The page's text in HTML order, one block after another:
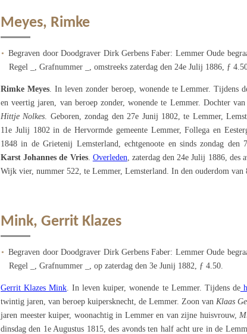
Meyes, Rimke
Begraven door Doodgraver Dirk Gerbens Faber: Lemmer Oude
Regel _, Grafnummer _, omstreeks zaterdag den 24e Julij 1886, ƒ
Rimke Meyes. In leven zonder beroep, wonende te Lemmer. Tijdens
en veertig jaren, van beroep zonder, wonende te Lemmer. Dochter
Hittje Nolkes. Geboren, zondag den 27e Junij 1802, te Lemmer,
11e Julij 1802 in de Hervormde gemeente Lemmer, Follega en
1848 in de Grietenij Lemsterland, echtgenoote en sinds zondag den
Karst Johannes de Vries. Overleden, zaterdag den 24e Julij 1886, des
Wijk vier, nummer 522, te Lemmer, Lemsterland. In den ouderdom van
Mink, Gerrit Klazes
Begraven door Doodgraver Dirk Gerbens Faber: Lemmer Oude
Regel _, Grafnummer _, op zaterdag den 3e Junij 1882, ƒ 4.50.
Gerrit Klazes Mink. In leven kuiper, wonende te Lemmer. Tijdens de
twintig jaren, van beroep kuipersknecht, de Lemmer. Zoon vanKlaas
jaren meester kuiper, woonachtig in Lemmer en van zijne huisvrouw,
dinsdag den 1e Augustus 1815, des avonds ten half acht ure in de